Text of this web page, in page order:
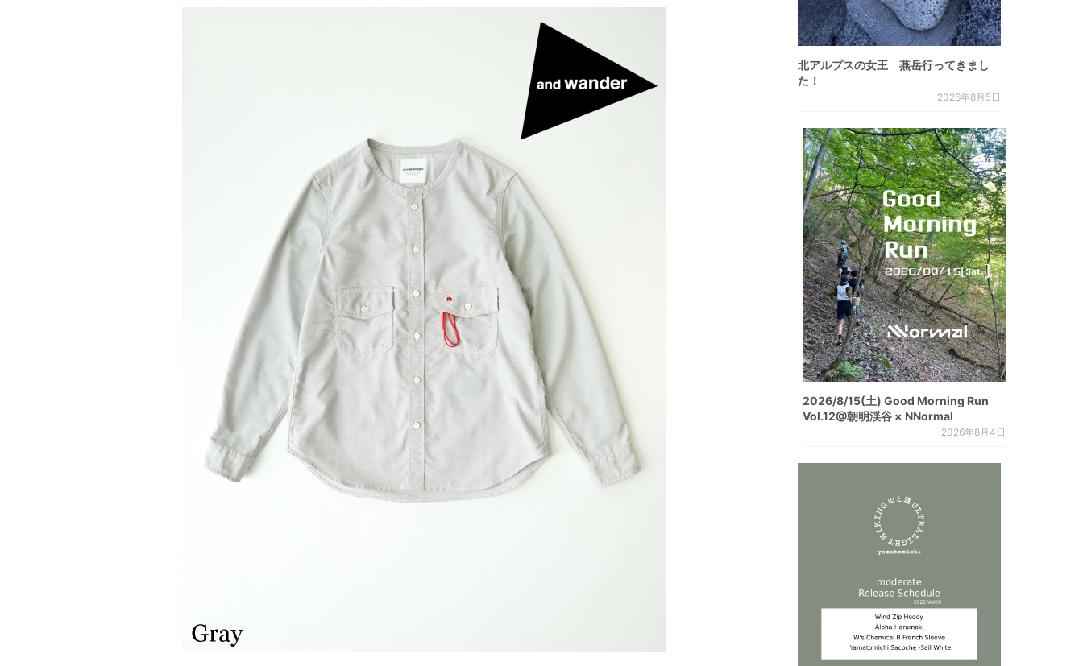
北アルプスの女王 燕岳行ってきまし
た！
2026年8月5日
2026/8/15(土) Good Morning Run
Vol.12@朝明渓谷 × NNormal
2026年8月4日